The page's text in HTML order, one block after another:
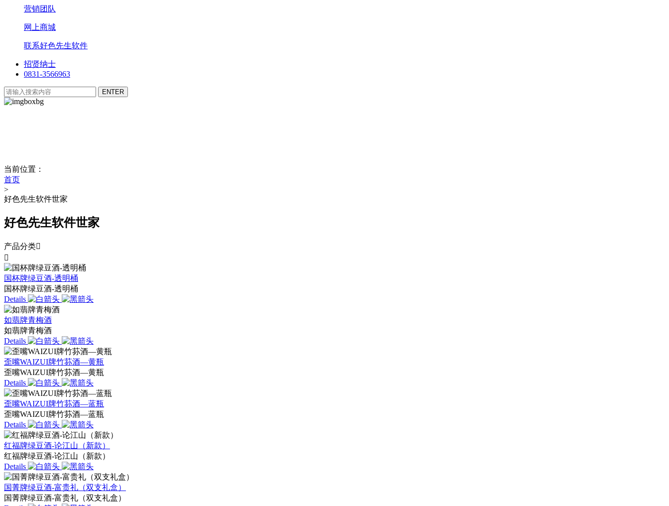
营销团队
网上商城
联系好色先生软件
招贤纳士
0831-3566963
当前位置：
首页
>
好色先生软件世家
好色先生软件世家
产品分类

国杯牌绿豆酒-透明桶
国杯牌绿豆酒-透明桶
Details
如翡牌青梅酒
如翡牌青梅酒
Details
歪嘴WAIZUI牌竹荪酒—黄瓶
歪嘴WAIZUI牌竹荪酒—黄瓶
Details
歪嘴WAIZUI牌竹荪酒—蓝瓶
歪嘴WAIZUI牌竹荪酒—蓝瓶
Details
红福牌绿豆酒-论江山（新款）
红福牌绿豆酒-论江山（新款）
Details
国菁牌绿豆酒-富贵礼（双支礼盒）
国菁牌绿豆酒-富贵礼（双支礼盒）